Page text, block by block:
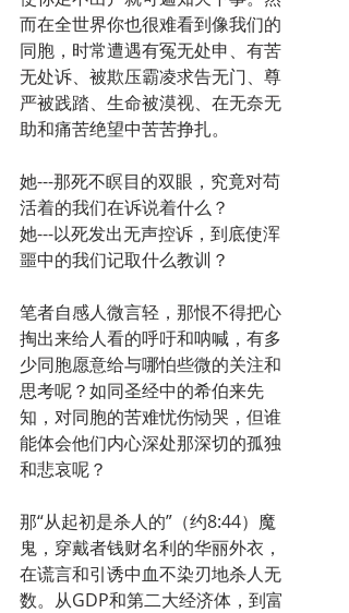
而在全世界你也很难看到像我们的
同胞，时常遭遇有冤无处申、有苦
无处诉、被欺压霸凌求告无门、尊
严被践踏、生命被漠视、在无奈无
助和痛苦绝望中苦苦挣扎。
她---那死不瞑目的双眼，究竟对苟
活着的我们在诉说着什么？
她---以死发出无声控诉，到底使浑
噩中的我们记取什么教训？
笔者自感人微言轻，那恨不得把心
掏出来给人看的呼吁和呐喊，有多
少同胞愿意给与哪怕些微的关注和
思考呢？如同圣经中的希伯来先
知，对同胞的苦难忧伤恸哭，但谁
能体会他们内心深处那深切的孤独
和悲哀呢？
那“从起初是杀人的”（约8:44）魔
鬼，穿戴者钱财名利的华丽外衣，
在谎言和引诱中血不染刃地杀人无
数。从GDP和第二大经济体，到富